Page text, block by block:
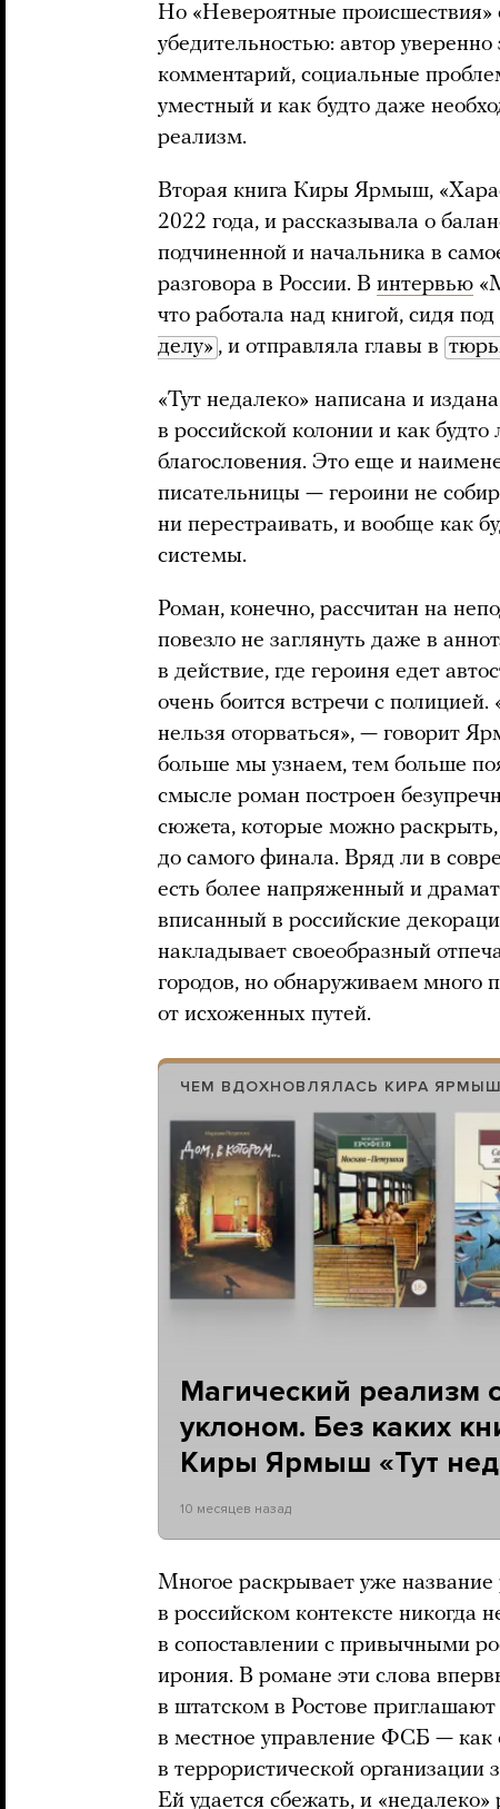
Но «Невероятные происшествия»
убедительностью: автор
комментарий, социальные
уместный и как будто даже
реализм.
Вторая книга Киры Ярмыш,
2022 года, и рассказывала о
подчиненной и начальника в
разговора в России. В интервью
что работала над книгой, сидя
делу» , и отправляла главы в
«Тут недалеко» написана и
в российской колонии и как
благословения. Это еще и
писательницы — героини не
ни перестраивать, и вообще как
системы.
Роман, конечно, рассчитан на
повезло не заглянуть даже в
в действие, где героиня едет
очень боится встречи с полицией.
нельзя оторваться», — говорит
больше мы узнаем, тем больше
смысле роман построен
сюжета, которые можно
до самого финала. Вряд ли в
есть более напряженный и
вписанный в российские
накладывает своеобразный
городов, но обнаруживаем много
от исхоженных путей.
ЧЕМ ВДОХНОВЛЯЛАСЬ КИРА ЯРМЫШ
Магический реализм
уклоном. Без каких
Киры Ярмыш «Тут
10 месяцев назад
Многое раскрывает уже
в российском контексте никогда
в сопоставлении с привычными
ирония. В романе эти слова
в штатском в Ростове
в местное управление ФСБ — как
в террористической организации
Ей удается сбежать, и «недалеко»